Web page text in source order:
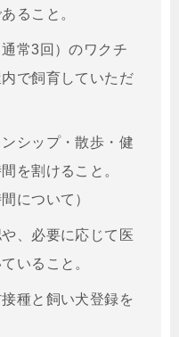
ること。
常3回）のワクチ
で飼育していただ
シップ・散歩・健
を割けること。
について）
、必要に応じて医
いること。
種と飼い犬登録を